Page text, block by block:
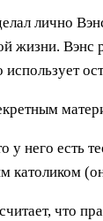
лично
жизни. Вэнс
него есть
католиком
что